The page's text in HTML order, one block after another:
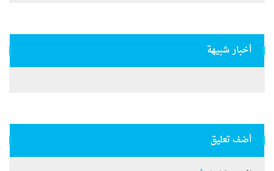
أخبار شبيهة
أضف تعليق